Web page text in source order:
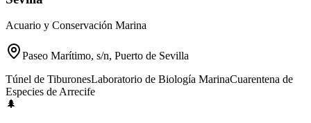
Acuario y Conservación Marina
Paseo Marítimo, s/n, Puerto de Sevilla
Túnel de TiburonesLaboratorio de Biología MarinaCuarentena de
Especies de Arrecife
🌲